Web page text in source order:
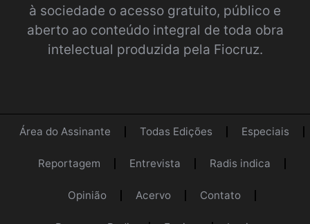
à sociedade o acesso gratuito, público e
aberto ao conteúdo integral de toda obra
intelectual produzida pela Fiocruz.
Área do Assinante Todas Edições Especiais
Reportagem Entrevista Radis indica
Opinião Acervo Contato